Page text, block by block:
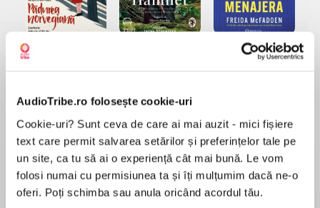
AudioTribe.ro folosește cookie-uri
Cookie-uri? Sunt ceva de care ai mai auzit - mici fișiere
text care permit salvarea setărilor și preferințelor tale pe
un site, ca tu să ai o experiență cât mai bună. Le vom
folosi numai cu permisiunea ta și îți mulțumim dacă ne-o
oferi. Poți schimba sau anula oricând acordul tău.
Pădurea norvegiană
Elita de Argint (Elita
de...
Dani Francis
Diavolul se îmbracă de
la...
Lauren Weisberger
Menajera
Freida McFadden
Migdală
Sohn Won-pyung